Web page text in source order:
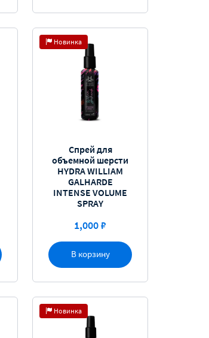
Новинка
В корзину
Спрей для
объемной шерсти
HYDRA WILLIAM
GALHARDE
INTENSE VOLUME
SPRAY
1,000 ₽
Новинка